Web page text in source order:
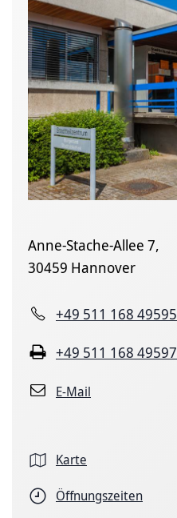
Anne-Stache-Allee 7,
30459 Hannover
+49 511 168 49595
+49 511 168 49597
E-Mail
Karte
Öffnungszeiten